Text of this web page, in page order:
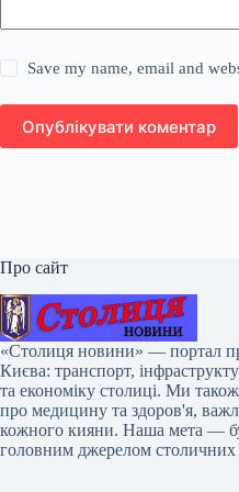
Save my name, email and
Опублікувати коментар
Про сайт
«Столиця новини» — портал
Києва: транспорт,
та економіку столиці. Ми
про медицину та здоров'я,
кожного кияни. Наша мета —
головним джерелом